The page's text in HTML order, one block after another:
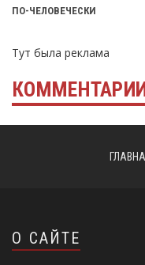
ПО-ЧЕЛОВЕЧЕСКИ
Тут была реклама
О САЙТЕ